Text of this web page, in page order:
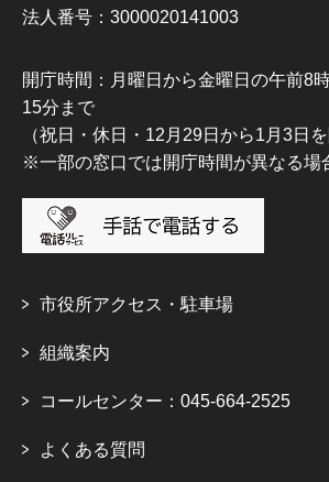
法人番号：3000020141003
開庁時間：月曜日から金曜日の午前8
15分まで
（祝日・休日・12月29日から1月3日を
※一部の窓口では開庁時間が異なる場
市役所アクセス・駐車場
組織案内
コールセンター：045-664-2525
よくある質問